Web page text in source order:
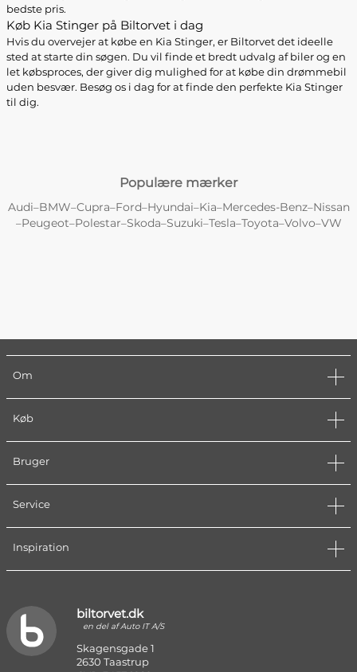
bedste pris.
Køb Kia Stinger på Biltorvet i dag
Hvis du overvejer at købe en Kia Stinger, er Biltorvet det ideelle
sted at starte din søgen. Du vil finde et bredt udvalg af biler og en
let købsproces, der giver dig mulighed for at købe din drømmebil
uden besvær. Besøg os i dag for at finde den perfekte Kia Stinger
til dig.
Populære mærker
Audi–BMW–Cupra–Ford–Hyundai–Kia–Mercedes-Benz–Nissan
–Peugeot–Polestar–Skoda–Suzuki–Tesla–Toyota–Volvo–VW
Om
Køb
Bruger
Service
Inspiration
biltorvet.dk
en del af Auto IT A/S
Skagensgade 1
2630 Taastrup